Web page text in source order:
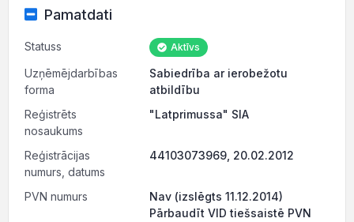
Pamatdati
Statuss Aktīvs
Uzņēmējdarbības
forma
Sabiedrība ar ierobežotu
atbildību
Reģistrēts
nosaukums
"Latprimussa" SIA
Reģistrācijas
numurs, datums
44103073969, 20.02.2012
PVN numurs
Nav (izslēgts 11.12.2014)
Pārbaudīt VID tiešsaistē PVN